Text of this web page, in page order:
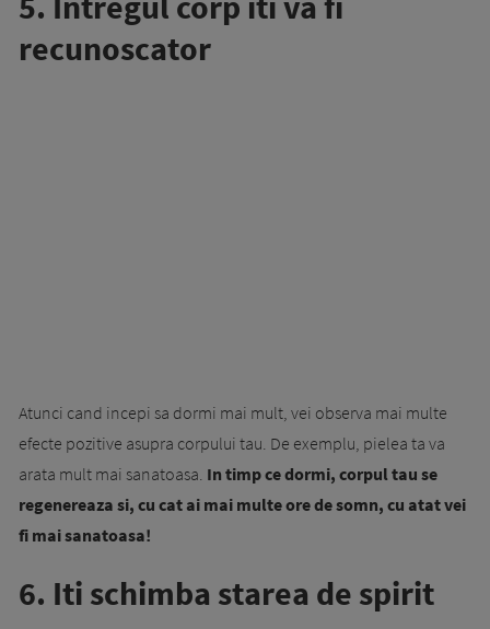
recunoscator
Atunci cand incepi sa dormi mai mult, vei observa mai multe
efecte pozitive asupra corpului tau. De exemplu, pielea ta va
arata mult mai sanatoasa. In timp ce dormi, corpul tau se
regenereaza si, cu cat ai mai multe ore de somn, cu atat vei
fi mai sanatoasa!
6. Iti schimba starea de spirit